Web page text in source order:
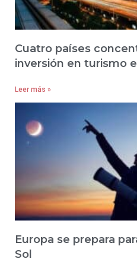
Cuatro países
inversión en turismo
Leer más »
Europa se prepara
Sol